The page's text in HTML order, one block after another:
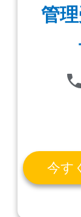
管
今す